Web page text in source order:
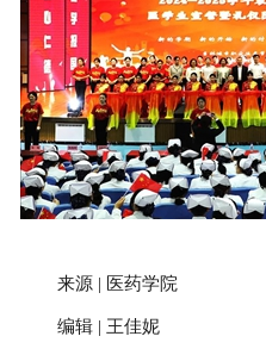
来源 | 医药学院
编辑 | 王佳妮